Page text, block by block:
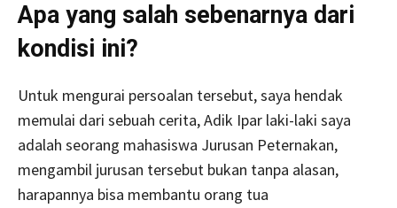
Apa yang salah sebenarnya dari
kondisi ini?
Untuk mengurai persoalan tersebut, saya hendak
memulai dari sebuah cerita, Adik Ipar laki-laki saya
adalah seorang mahasiswa Jurusan Peternakan,
mengambil jurusan tersebut bukan tanpa alasan,
harapannya bisa membantu orang tua